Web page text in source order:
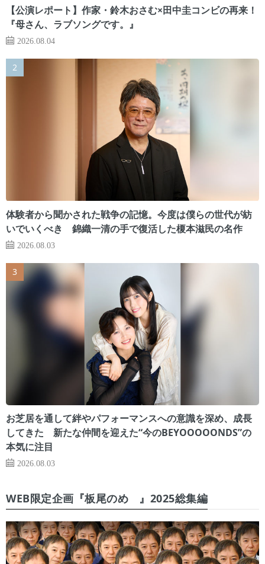
【公演レポート】作家・鈴木おさむ×田中圭コンビの再来！
『母さん、ラブソングです。』
2026.08.04
体験者から聞かされた戦争の記憶。今度は僕らの世代が紡
いでいくべき 錦織一清の手で復活した榎本滋民の名作
2026.08.03
お芝居を通して絆やパフォーマンスへの意識を深め、成長
してきた 新たな仲間を迎えた“今のBEYOOOOONDS”の
本気に注目
2026.08.03
WEB限定企画『板尾のめ゙』2025総集編